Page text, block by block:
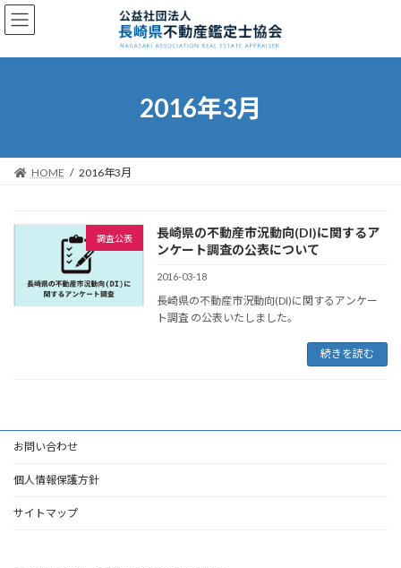
コ
ン
ン
ナ
ビ
ー
2016年3月
HOME 2016年3月
調査公表
長崎県の不動産市況動向(DI)に関するア
ンケート調査の公表について
2016-03-18
長崎県の不動産市況動向(DI)に関するアンケー
ト調査 の公表いたしました。
続きを読む
お問い合わせ
個人情報保護方針
サイトマップ